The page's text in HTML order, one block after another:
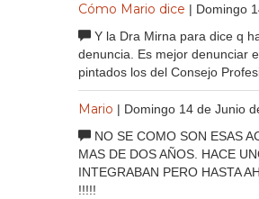
Cómo Mario dice | Domingo
Y la Dra Mirna para dice q
denuncia. Es mejor denunciar
pintados los del Consejo
Mario | Domingo 14 de Junio
NO SE COMO SON ESAS
MAS DE DOS AÑOS. HACE
INTEGRABAN PERO HASTA
!!!!!